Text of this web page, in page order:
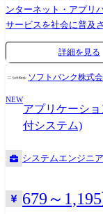
ンターネット・アプリ
サービスを社会に普及
融インフラDXを推進す
継続している一方、最
デジタル化が急速に進
開が求められておりま
https://youtu.be/
グアプリ『My
た“顧客接点重要チャネ
も多数予定されていま
詳細を見る
ソフトバンク株式
NEW
アプリケーシ
付システム)
システムエンジニア
679～